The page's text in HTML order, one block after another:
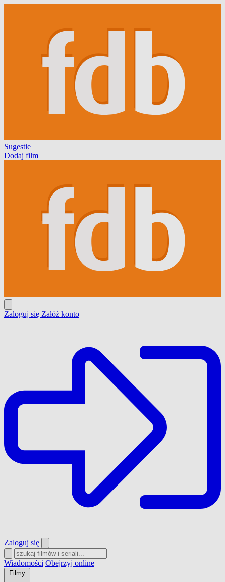
Sugestie
Dodaj film
Zaloguj się Załóź konto
Zaloguj się
Wiadomości Obejrzyj online
Filmy